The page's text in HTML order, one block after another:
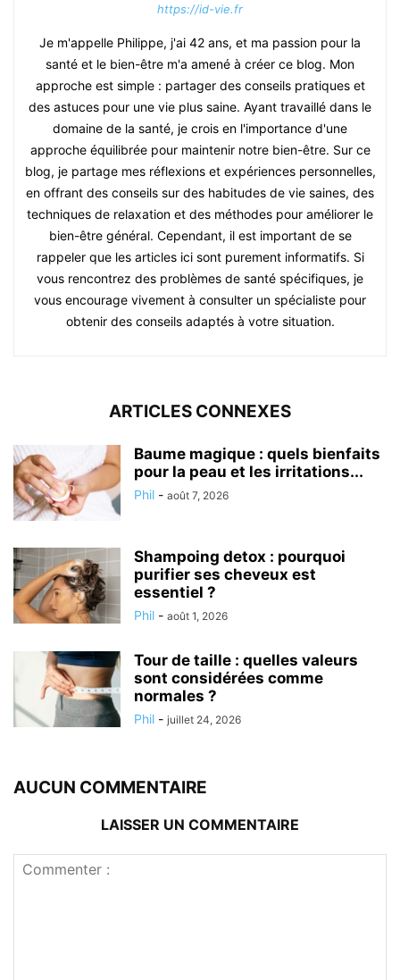
https://id-vie.fr
Je m'appelle Philippe, j'ai 42 ans, et ma passion pour la
santé et le bien-être m'a amené à créer ce blog. Mon
approche est simple : partager des conseils pratiques et
des astuces pour une vie plus saine. Ayant travaillé dans le
domaine de la santé, je crois en l'importance d'une
approche équilibrée pour maintenir notre bien-être. Sur ce
blog, je partage mes réflexions et expériences personnelles,
en offrant des conseils sur des habitudes de vie saines, des
techniques de relaxation et des méthodes pour améliorer le
bien-être général. Cependant, il est important de se
rappeler que les articles ici sont purement informatifs. Si
vous rencontrez des problèmes de santé spécifiques, je
vous encourage vivement à consulter un spécialiste pour
obtenir des conseils adaptés à votre situation.
ARTICLES CONNEXES
Baume magique : quels bienfaits
pour la peau et les irritations...
Phil - août 7, 2026
Shampoing detox : pourquoi
purifier ses cheveux est
essentiel ?
Phil - août 1, 2026
Tour de taille : quelles valeurs
sont considérées comme
normales ?
Phil - juillet 24, 2026
AUCUN COMMENTAIRE
LAISSER UN COMMENTAIRE